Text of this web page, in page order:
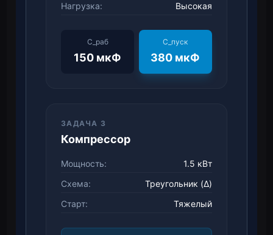
Нагрузка:
Высокая
C_раб
150 мкФ
C_пуск
380 мкФ
ЗАДАЧА 3
Компрессор
Мощность:
1.5 кВт
Схема:
Треугольник (Δ)
Старт:
Тяжелый